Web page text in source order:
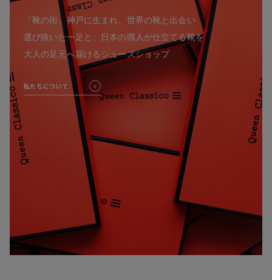
「靴の街」神戸に生まれ、世界の靴と出会い
選び抜いた一足と、日本の職人が仕立てる靴を
大人の足元へ届けるシューズショップ
私たちについて